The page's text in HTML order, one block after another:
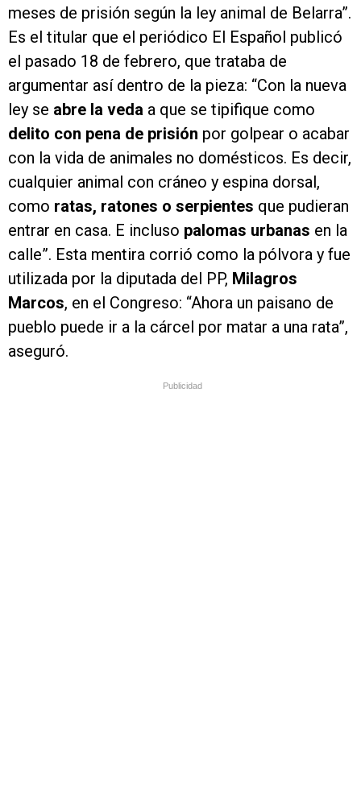
meses de prisión según la ley animal de Belarra”.
Es el titular que el periódico El Español publicó
el pasado 18 de febrero, que trataba de
argumentar así dentro de la pieza: “Con la nueva
ley se abre la veda a que se tipifique como
delito con pena de prisión por golpear o acabar
con la vida de animales no domésticos. Es decir,
cualquier animal con cráneo y espina dorsal,
como ratas, ratones o serpientes que pudieran
entrar en casa. E incluso palomas urbanas en la
calle”. Esta mentira corrió como la pólvora y fue
utilizada por la diputada del PP, Milagros
Marcos, en el Congreso: “Ahora un paisano de
pueblo puede ir a la cárcel por matar a una rata”,
aseguró.
Publicidad